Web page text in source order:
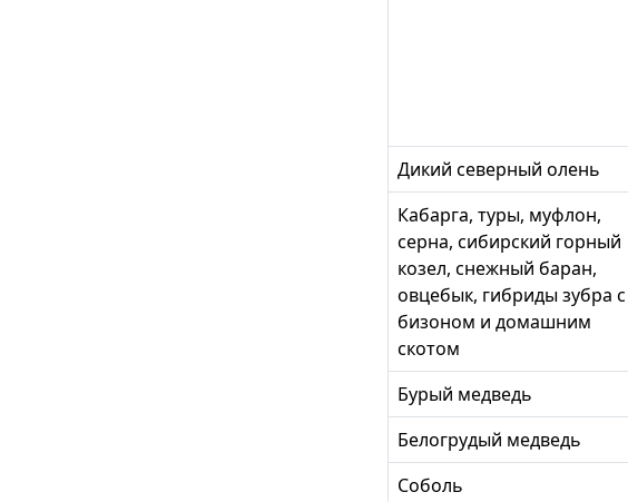
Дикий северный олень
Кабарга, туры, муфлон,
серна, сибирский горный
козел, снежный баран,
овцебык, гибриды зубра с
бизоном и домашним
скотом
Бурый медведь
Белогрудый медведь
Соболь